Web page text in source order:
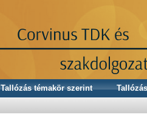
Tallózás témakör szerint